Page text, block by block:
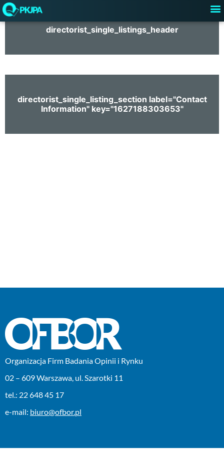
Przejdź
do
directorist_single_listings_header
directorist_single_listing_section label="Contact
Information" key="1627188303653"
Organizacja Firm Badania Opinii i Rynku
02 – 609 Warszawa, ul. Szarotki 11
tel.: 22 648 45 17
e-mail: biuro@ofbor.pl